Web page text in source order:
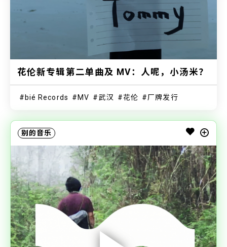
花伦新专辑第二单曲及 MV：人呢，小汤米？
bié Records MV 武汉 花伦 厂牌发行
别的音乐